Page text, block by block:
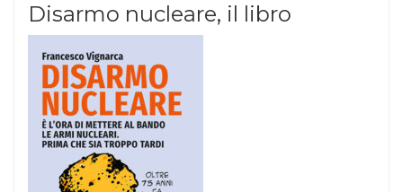
Disarmo nucleare, il libro